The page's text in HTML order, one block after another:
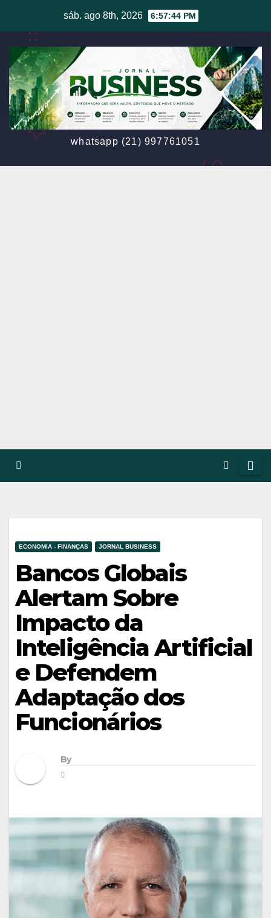
content
sáb. ago 8th, 2026 6:57:46 PM
whatsapp (21) 997761051
ECONOMIA - FINANÇAS JORNAL BUSINESS
Bancos Globais
Alertam Sobre
Impacto da
Inteligência Artificial
e Defendem
Adaptação dos
Funcionários
By